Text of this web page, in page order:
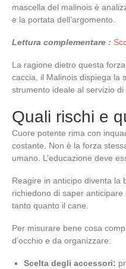
mascella del malinois è
e la portata dell’argomento.
Lettura complementare :
La ragione dietro questa
caccia, il Malinois dispiega la
strumento ideale al servizio di
Quali rischi e
Cuore potente rima con
costante. Non è la forza
umano. L’educazione deve
Reagire in anticipo diventa la
richiedono di saper
tanto quanto il cane.
Per misurare bene cosa
d’occhio e da organizzare:
Scelta degli accessori: